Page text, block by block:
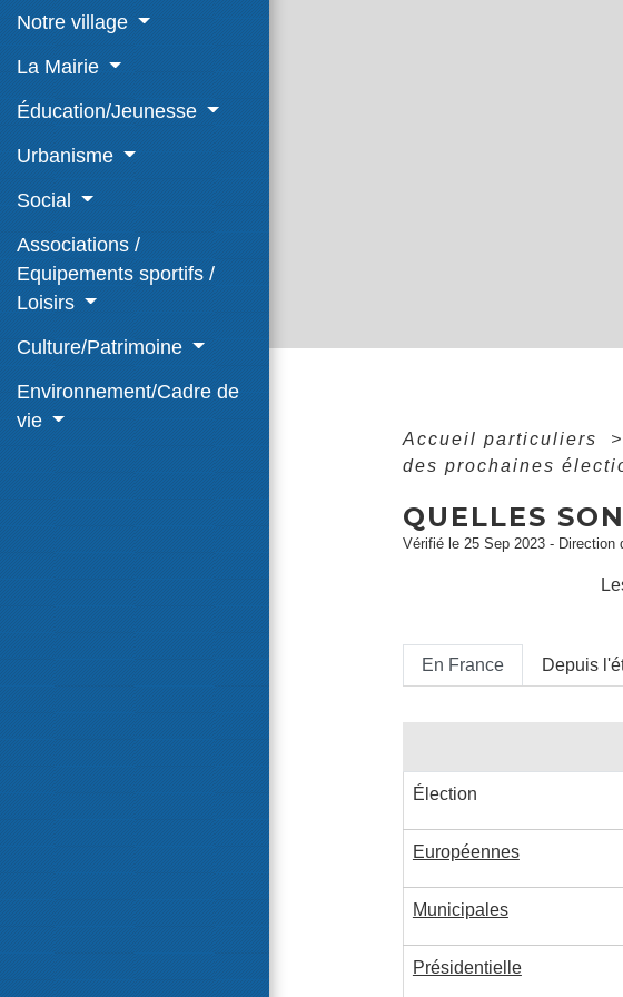
Notre village
La Mairie
Éducation/Jeunesse
Urbanisme
Social
Associations /
Equipements sportifs /
Loisirs
Culture/Patrimoine
Environnement/Cadre de
vie
Accueil particuliers >
des prochaines
QUELLES
Vérifié le 25 Sep 2023 - Direction
En France Depuis
Élection
Européennes
Municipales
Présidentielle